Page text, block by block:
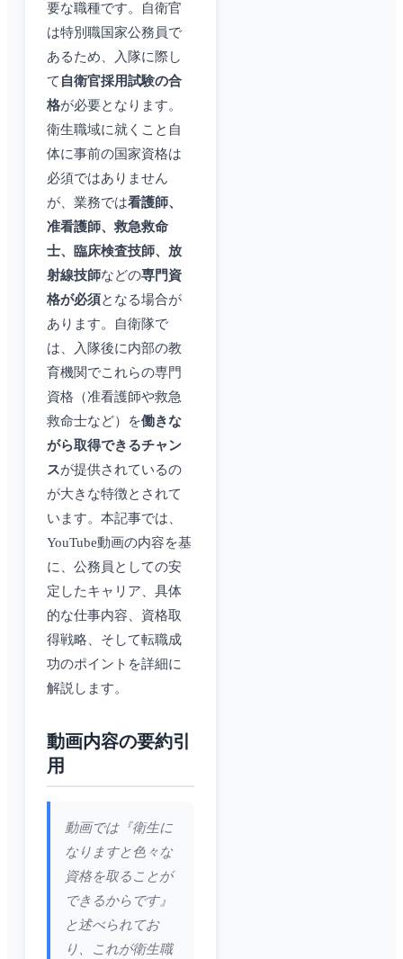
要な職種です。自衛官
は特別職国家公務員で
あるため、入隊に際し
て 自衛官採用試験の合
格が必要となります。
衛生職域に就くこと自
体に事前の国家資格は
必須ではありません
が、業務では看護師、
准看護師、救急救命
士、臨床検査技師、放
射線技師などの専門資
格が必須となる場合が
あります。自衛隊で
は、入隊後に内部の教
育機関でこれらの専門
資格（准看護師や救急
救命士など）を働きな
がら取得できるチャン
スが提供されているの
が大きな特徴とされて
います。本記事では、
YouTube動画の内容を基
に、公務員としての安
定したキャリア、具体
的な仕事内容、資格取
得戦略、そして転職成
功のポイントを詳細に
解説します。
動画内容の要約引
用
動画では『衛生に
なりますと色々な
資格を取ることが
できるからです』
と述べられてお
り、これが衛生職